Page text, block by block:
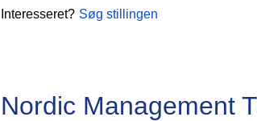
Interesseret? Søg stillingen
Nordic Management